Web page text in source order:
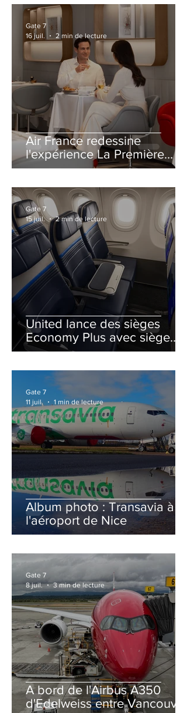
Air France redessine
l'expérience La Première
avec un salon entièrement
Gate 7
16 juil.
2 min de lecture
United lance des sièges
Economy Plus avec siège
central neutralisé
Gate 7
15 juil.
2 min de lecture
Album photo : Transavia à
l'aéroport de Nice
Gate 7
11 juil.
1 min de lecture
A bord de l'Airbus A350
d'Edelweiss entre Vancouver
Gate 7
8 juil.
3 min de lecture